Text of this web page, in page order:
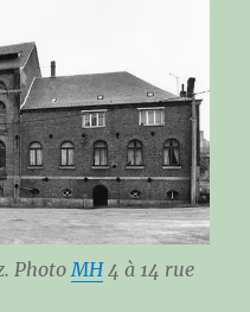
Photo MH4 à 14 rue